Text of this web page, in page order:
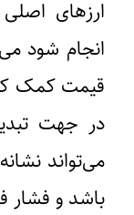
ارزهای
انجام شود
قیمت کمک
در جهت
می‌تواند
باشد و فشار